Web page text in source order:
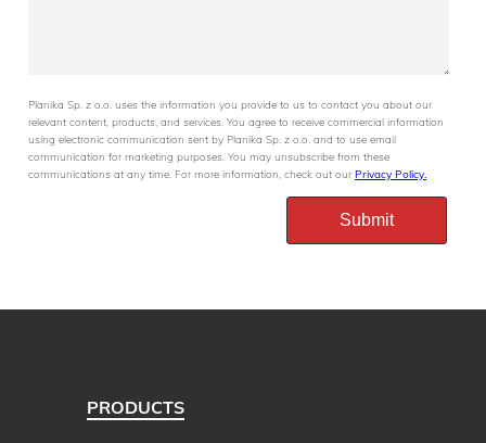
Planika Sp. z o.o. uses the information you provide to us to contact you about our
relevant content, products, and services. You agree to receive commercial information
using electronic communication sent by Planika Sp. z o.o. and to use email
communication for marketing purposes. You may unsubscribe from these
communications at any time. For more information, check out our Privacy Policy.
PRODUCTS